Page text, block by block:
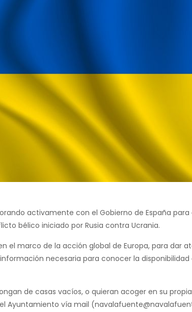
activamente con el Gobierno de España
bélico iniciado por Rusia contra Ucrania.
el marco de la acción global de Europa, para dar
necesaria para conocer la
de casas vacíos, o quieran acoger en su
Ayuntamiento vía mail